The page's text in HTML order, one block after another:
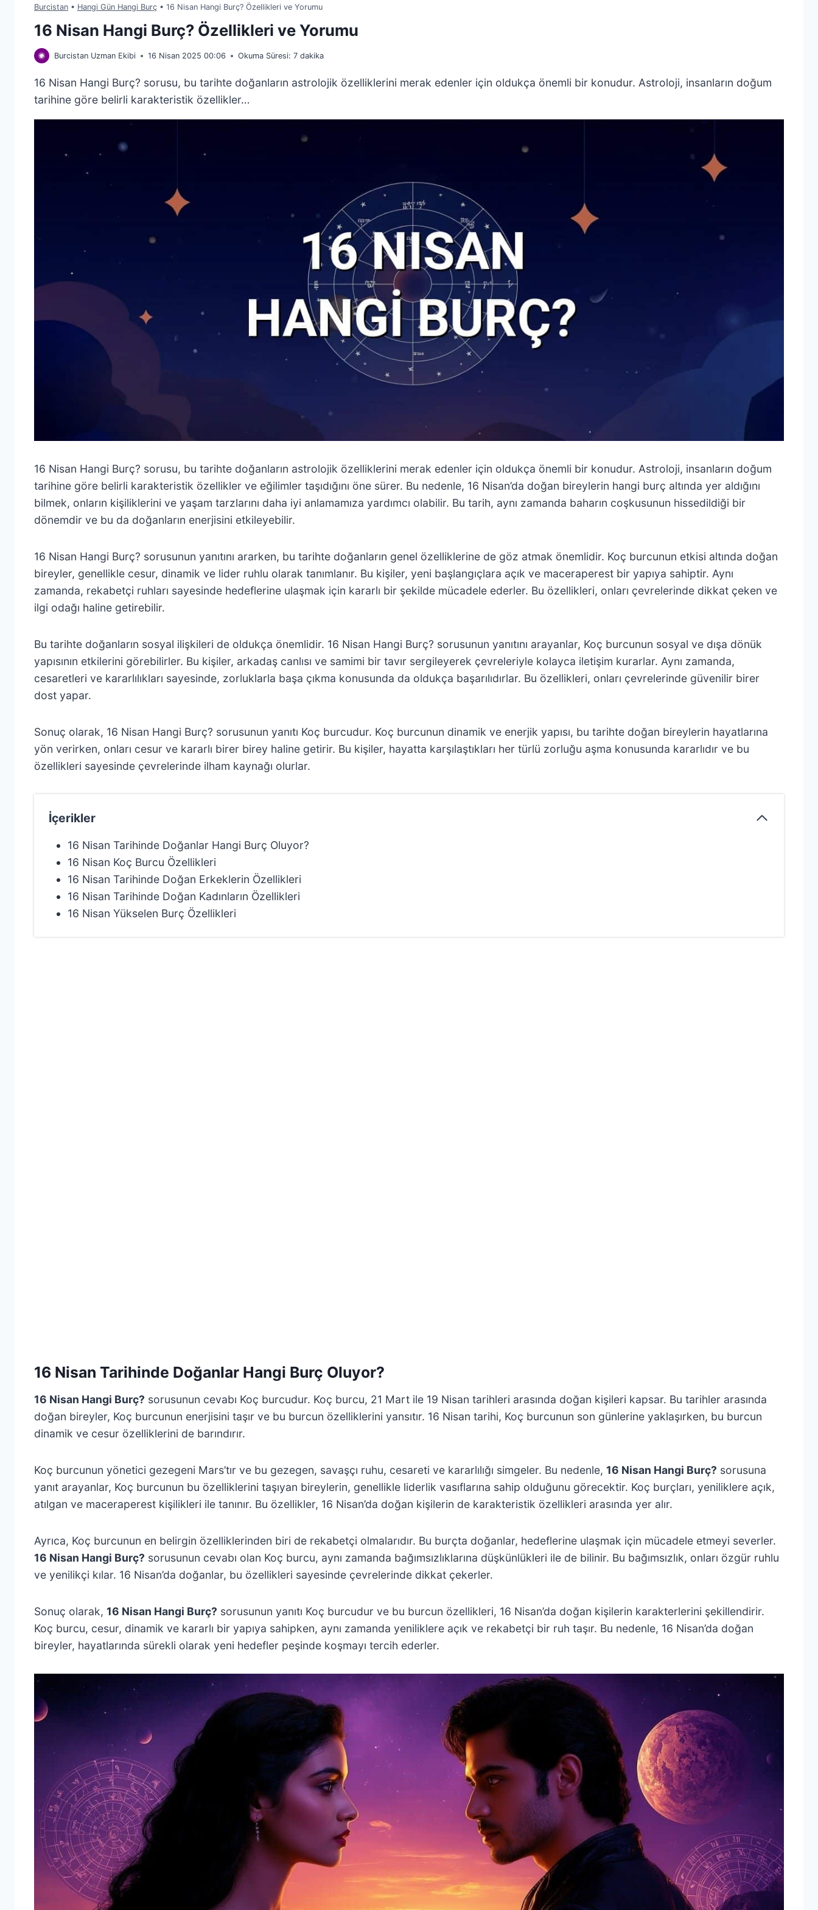
Burcistan • Hangi Gün Hangi Burç • 16 Nisan Hangi Burç? Özellikleri ve Yorumu
16 Nisan Hangi Burç? Özellikleri ve Yorumu
Burcistan Uzman Ekibi 16 Nisan 2025 00:06 Okuma Süresi: 7 dakika
16 Nisan Hangi Burç? sorusu, bu tarihte doğanların astrolojik özelliklerini merak edenler için oldukça önemli bir konudur. Astroloji, insanların doğum
tarihine göre belirli karakteristik özellikler…
16 Nisan Hangi Burç? sorusu, bu tarihte doğanların astrolojik özelliklerini merak edenler için oldukça önemli bir konudur. Astroloji, insanların doğum
tarihine göre belirli karakteristik özellikler ve eğilimler taşıdığını öne sürer. Bu nedenle, 16 Nisan’da doğan bireylerin hangi burç altında yer aldığını
bilmek, onların kişiliklerini ve yaşam tarzlarını daha iyi anlamamıza yardımcı olabilir. Bu tarih, aynı zamanda baharın coşkusunun hissedildiği bir
dönemdir ve bu da doğanların enerjisini etkileyebilir.
16 Nisan Hangi Burç? sorusunun yanıtını ararken, bu tarihte doğanların genel özelliklerine de göz atmak önemlidir. Koç burcunun etkisi altında doğan
bireyler, genellikle cesur, dinamik ve lider ruhlu olarak tanımlanır. Bu kişiler, yeni başlangıçlara açık ve maceraperest bir yapıya sahiptir. Aynı
zamanda, rekabetçi ruhları sayesinde hedeflerine ulaşmak için kararlı bir şekilde mücadele ederler. Bu özellikleri, onları çevrelerinde dikkat çeken ve
ilgi odağı haline getirebilir.
Bu tarihte doğanların sosyal ilişkileri de oldukça önemlidir. 16 Nisan Hangi Burç? sorusunun yanıtını arayanlar, Koç burcunun sosyal ve dışa dönük
yapısının etkilerini görebilirler. Bu kişiler, arkadaş canlısı ve samimi bir tavır sergileyerek çevreleriyle kolayca iletişim kurarlar. Aynı zamanda,
cesaretleri ve kararlılıkları sayesinde, zorluklarla başa çıkma konusunda da oldukça başarılıdırlar. Bu özellikleri, onları çevrelerinde güvenilir birer
dost yapar.
Sonuç olarak, 16 Nisan Hangi Burç? sorusunun yanıtı Koç burcudur. Koç burcunun dinamik ve enerjik yapısı, bu tarihte doğan bireylerin hayatlarına
yön verirken, onları cesur ve kararlı birer birey haline getirir. Bu kişiler, hayatta karşılaştıkları her türlü zorluğu aşma konusunda kararlıdır ve bu
özellikleri sayesinde çevrelerinde ilham kaynağı olurlar.
İçerikler
16 Nisan Tarihinde Doğanlar Hangi Burç Oluyor?
16 Nisan Koç Burcu Özellikleri
16 Nisan Tarihinde Doğan Erkeklerin Özellikleri
16 Nisan Tarihinde Doğan Kadınların Özellikleri
16 Nisan Yükselen Burç Özellikleri
16 Nisan Tarihinde Doğanlar Hangi Burç Oluyor?
16 Nisan Hangi Burç? sorusunun cevabı Koç burcudur. Koç burcu, 21 Mart ile 19 Nisan tarihleri arasında doğan kişileri kapsar. Bu tarihler arasında
doğan bireyler, Koç burcunun enerjisini taşır ve bu burcun özelliklerini yansıtır. 16 Nisan tarihi, Koç burcunun son günlerine yaklaşırken, bu burcun
dinamik ve cesur özelliklerini de barındırır.
Koç burcunun yönetici gezegeni Mars’tır ve bu gezegen, savaşçı ruhu, cesareti ve kararlılığı simgeler. Bu nedenle, 16 Nisan Hangi Burç? sorusuna
yanıt arayanlar, Koç burcunun bu özelliklerini taşıyan bireylerin, genellikle liderlik vasıflarına sahip olduğunu görecektir. Koç burçları, yeniliklere açık,
atılgan ve maceraperest kişilikleri ile tanınır. Bu özellikler, 16 Nisan’da doğan kişilerin de karakteristik özellikleri arasında yer alır.
Ayrıca, Koç burcunun en belirgin özelliklerinden biri de rekabetçi olmalarıdır. Bu burçta doğanlar, hedeflerine ulaşmak için mücadele etmeyi severler.
16 Nisan Hangi Burç? sorusunun cevabı olan Koç burcu, aynı zamanda bağımsızlıklarına düşkünlükleri ile de bilinir. Bu bağımsızlık, onları özgür ruhlu
ve yenilikçi kılar. 16 Nisan’da doğanlar, bu özellikleri sayesinde çevrelerinde dikkat çekerler.
Sonuç olarak, 16 Nisan Hangi Burç? sorusunun yanıtı Koç burcudur ve bu burcun özellikleri, 16 Nisan’da doğan kişilerin karakterlerini şekillendirir.
Koç burcu, cesur, dinamik ve kararlı bir yapıya sahipken, aynı zamanda yeniliklere açık ve rekabetçi bir ruh taşır. Bu nedenle, 16 Nisan’da doğan
bireyler, hayatlarında sürekli olarak yeni hedefler peşinde koşmayı tercih ederler.